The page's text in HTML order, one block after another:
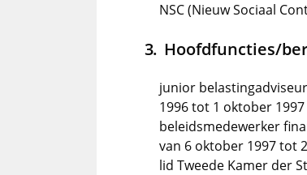
NSC (Nieuw Sociaal
Hoofdfuncties/
junior
1996 tot 1 oktober 1997
beleidsmedewerker
van 6 oktober 1997 tot
lid Tweede Kamer der